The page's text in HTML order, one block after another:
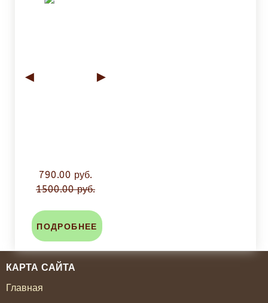
◄ ►
790.00 руб.
1500.00 руб.
ПОДРОБНЕЕ
КАРТА САЙТА
Главная